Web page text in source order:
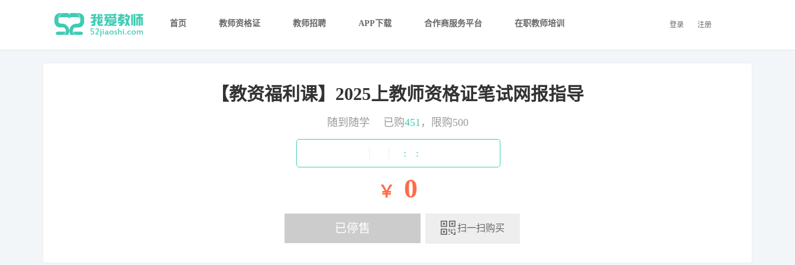
首页 教师资格证 教师招聘 APP下载 合作商服务平台 在职教师培训 登录 注册
【教资福利课】2025上教师资格证笔试网报指导
随到随学 已购451 ，限购500
: :
￥ 0
已停售 扫一扫购买